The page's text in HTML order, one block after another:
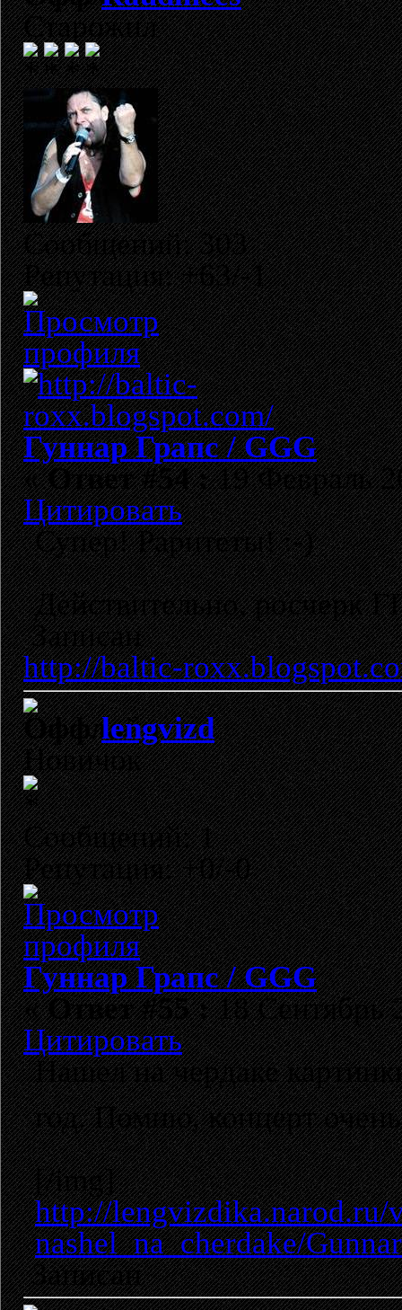
Старожил
Сообщений: 303
Репутация: +63/-1
Гуннар Грапс / GGG
«Ответ #54 :19 Февраль
Цитировать
Супер! Раритеты! :-)
Действительно, росчерк
Записан
http://baltic-
lengvizd
Новичок
Сообщений: 1
Репутация: +0/-0
Гуннар Грапс / GGG
«Ответ #55 :18 Сентябрь
Цитировать
Нашел на чердаке
год. Помню, концерт
[/img]
http://lengvizdika.narod.ru/
nashel_na_cherdake/
Записан